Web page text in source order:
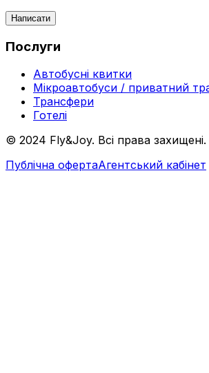
Написати
Послуги
Автобусні квитки
Мікроавтобуси / приватний
Трансфери
Готелі
© 2024 Fly&Joy. Всі права захищені.
Публічна офертаАгентський кабінет